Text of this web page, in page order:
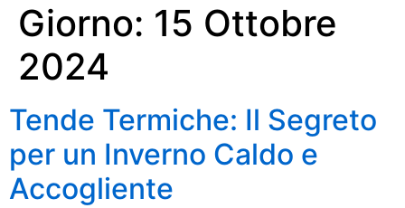
Giorno: 15 Ottobre
2024
Tende Termiche: Il Segreto
per un Inverno Caldo e
Accogliente